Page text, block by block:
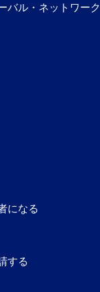
バル・ネットワーク
になる
する